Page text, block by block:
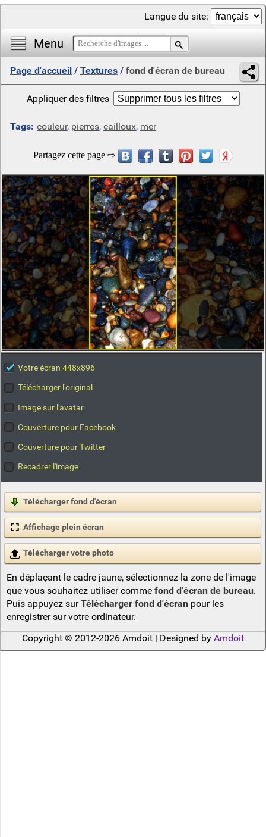
Menu
Langue du site:
Page d'accueil / Textures / fond d'écran de bureau
Appliquer des filtres
Tags: couleur, pierres, cailloux, mer
Votre écran 448x896
Télécharger l'original
Image sur l'avatar
Couverture pour Facebook
Couverture pour Twitter
Recadrer l'image
Télécharger fond d'écran
Affichage plein écran
Télécharger votre photo
En déplaçant le cadre jaune, sélectionnez la zone de l'image
que vous souhaitez utiliser comme fond d'écran de bureau.
Puis appuyez surTélécharger fond d'écranpour les
enregistrer sur votre ordinateur.
Copyright © 2012-2026 Amdoit | Designed by Amdoit